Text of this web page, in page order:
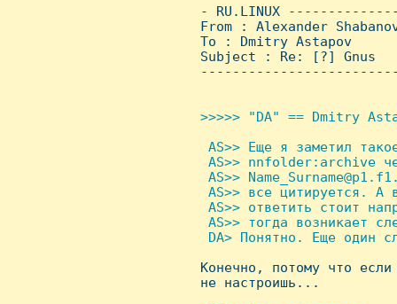
- RU.LINUX
From : Alexander
To : Dmitry Astapov
Subject : Re: [?] Gnus
>>>>> "DA" == Dmitry
AS>> Еще я заметил
AS>> nnfolder:archive
AS>>
AS>> все цитируется. А
AS>> ответить стоит
AS>> тогда возникает
DA> Понятно. Еще один
Конечно, потому что если
не настроишь...